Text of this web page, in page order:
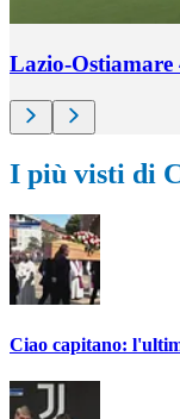
Lazio-
I più visti di
Ciao capitano: